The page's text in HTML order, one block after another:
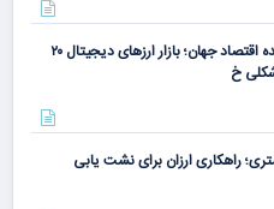
پشت پرده آینده اقتصاد جهان؛ بازار ارزهای دیجیتال ۲۰
خ
راهکاری ارزان برای نشت یابی